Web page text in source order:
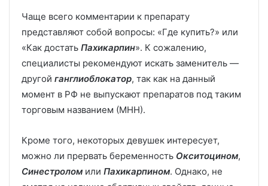
Чаще всего комментарии к препарату
представляют собой вопросы: «Где купить?» или
«Как достать Пахикарпин». К сожалению,
специалисты рекомендуют искать заменитель —
другой ганглиоблокатор, так как на данный
момент в РФ не выпускают препаратов под таким
торговым названием (МНН).
Кроме того, некоторых девушек интересует,
можно ли прервать беременность Окситоцином,
Синестролом или Пахикарпином. Однако, не